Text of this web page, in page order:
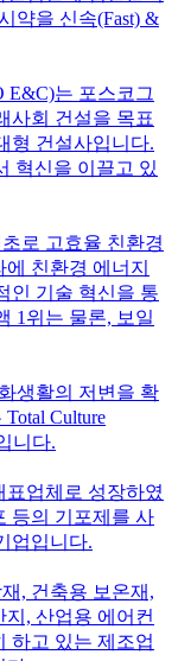
약을 신속(Fast) &
E&C)는 포스코그
사회 건설을 목표
형 건설사입니다.
혁신을 이끌고 있
로 고효율 친환경
친환경 에너지
인 기술 혁신을 통
1위는 물론, 보일
생활의 저변을 확
Culture
니다.
업체로 성장하였
등의 기포제를 사
업입니다.
, 건축용 보온재,
, 산업용 에어컨
하고 있는 제조업